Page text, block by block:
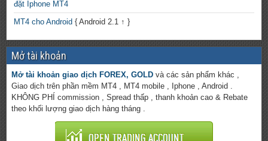
đặt Iphone MT4
MT4 cho Android { Android 2.1 ↑ }
Mở tài khoản
Mở tài khoản giao dịch FOREX, GOLD và các sản phẩm khác ,
Giao dịch trên phần mềm MT4 , MT4 mobile , Iphone , Android .
KHÔNG PHÍ commission , Spread thấp , thanh khoản cao & Rebate
theo khối lượng giao dịch hàng tháng .